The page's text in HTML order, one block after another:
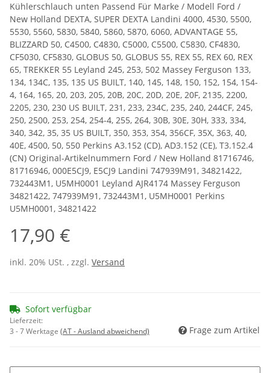
Kühlerschlauch unten Passend Für Marke / Modell Ford /
New Holland DEXTA, SUPER DEXTA Landini 4000, 4530, 5500,
5530, 5560, 5830, 5840, 5860, 5870, 6060, ADVANTAGE 55,
BLIZZARD 50, C4500, C4830, C5000, C5500, C5830, CF4830,
CF5030, CF5830, GLOBUS 50, GLOBUS 55, REX 55, REX 60, REX
65, TREKKER 55 Leyland 245, 253, 502 Massey Ferguson 133,
134, 134C, 135, 135 US BUILT, 140, 145, 148, 150, 152, 154, 154-
4, 164, 165, 20, 203, 205, 20B, 20C, 20D, 20E, 20F, 2135, 2200,
2205, 230, 230 US BUILT, 231, 233, 234C, 235, 240, 244CF, 245,
250, 2500, 253, 254, 254-4, 255, 264, 30B, 30E, 30H, 333, 334,
340, 342, 35, 35 US BUILT, 350, 353, 354, 356CF, 35X, 363, 40,
40E, 4500, 50, 550 Perkins A3.152 (CD), AD3.152 (CE), T3.152.4
(CN) Original-Artikelnummern Ford / New Holland 81716746,
81716946, 000E5CJ9, E5CJ9 Landini 747939M91, 34821422,
732443M1, U5MH0001 Leyland AJR4174 Massey Ferguson
34821422, 747939M91, 732443M1, U5MH0001 Perkins
U5MH0001, 34821422
17,90 €
inkl. 20% USt. , zzgl. Versand
Sofort verfügbar
Lieferzeit:
3 - 7 Werktage (AT - Ausland abweichend) Frage zum Artikel